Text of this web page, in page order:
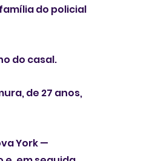
do policial
do casal.
de 27 anos,
York —